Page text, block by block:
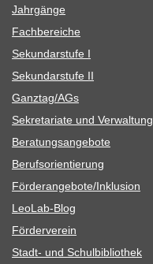
Jahr­gänge
Fach­be­rei­che
Sekun­dar­stufe I
Sekun­dar­stufe II
Ganztag/​​AGs
Sekre­ta­riate und Verwaltung
Bera­tungs­an­ge­bote
Berufs­ori­en­tie­rung
Förderangebote/​​Inklusion
Leo­Lab-Blog
För­der­ver­ein
Stadt- und Schulbibliothek